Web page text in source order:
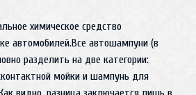
химическое средство
автомобилей.Все автошампуни (в
разделить на две категории:
мойки и шампунь для